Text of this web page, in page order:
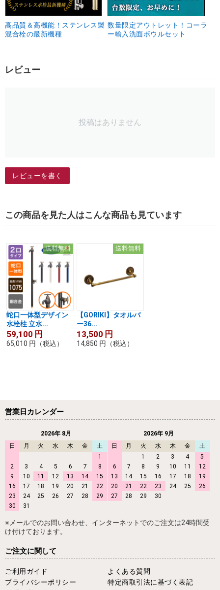
高品質＆高機能！ステンレス製
混合栓の最新機種
数量限定アウトレット！コーラ
ー輸入洗面ボウルセット
レビュー
投稿はありません
レビューを書く
この商品を見た人はこんな商品も見ています
送料無料
蛇口一体型デザイン
水栓柱 立水...
59,100 円
65,010 円 （税込）
送料無料
【GORIKI】タオルバ
ー36...
13,500 円
14,850 円 （税込）
営業日カレンダー
2026年 8月
日
月 火 水 木 金
土
1
2
3 4 5 6 7
8
9
10 11 12 13 14
15
16
17 18 19 20 21
22
23
24 25 26 27 28
29
30
31
2026年 9月
日
月 火 水 木 金
土
1
2 3 4
5
6
7 8 9 10 11
12
13
14 15 16 17 18
19
20
21 22 23 24 25
26
27
28 29 30
※メールでのお問い合わせ、インターネットでのご注文は24時間受
け付けております。
ご注文に関して
ご利用ガイド
よくある質問
プライバシーポリシー
特定商取引法に基づく表記